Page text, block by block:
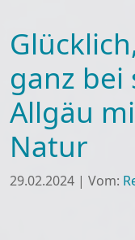
ganz bei
Allgäu
Natur
29.02.2024 | Vom: